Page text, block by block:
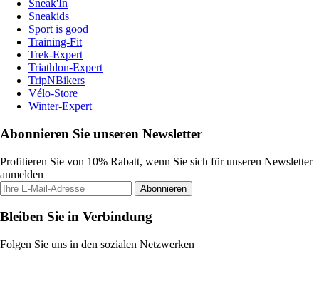
Sneak'In
Sneakids
Sport is good
Training-Fit
Trek-Expert
Triathlon-Expert
TripNBikers
Vélo-Store
Winter-Expert
Abonnieren Sie unseren Newsletter
Profitieren Sie von 10% Rabatt, wenn Sie sich für unseren Newsletter
anmelden
Abonnieren
Bleiben Sie in Verbindung
Folgen Sie uns in den sozialen Netzwerken